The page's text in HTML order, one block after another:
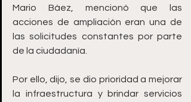
Mario Báez, mencionó que las
acciones de ampliación eran una de
las solicitudes constantes por parte
de la ciudadanía.
Por ello, dijo, se dio prioridad a mejorar
la infraestructura y brindar servicios